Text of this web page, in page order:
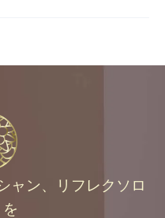
ャン、リフレクソロ